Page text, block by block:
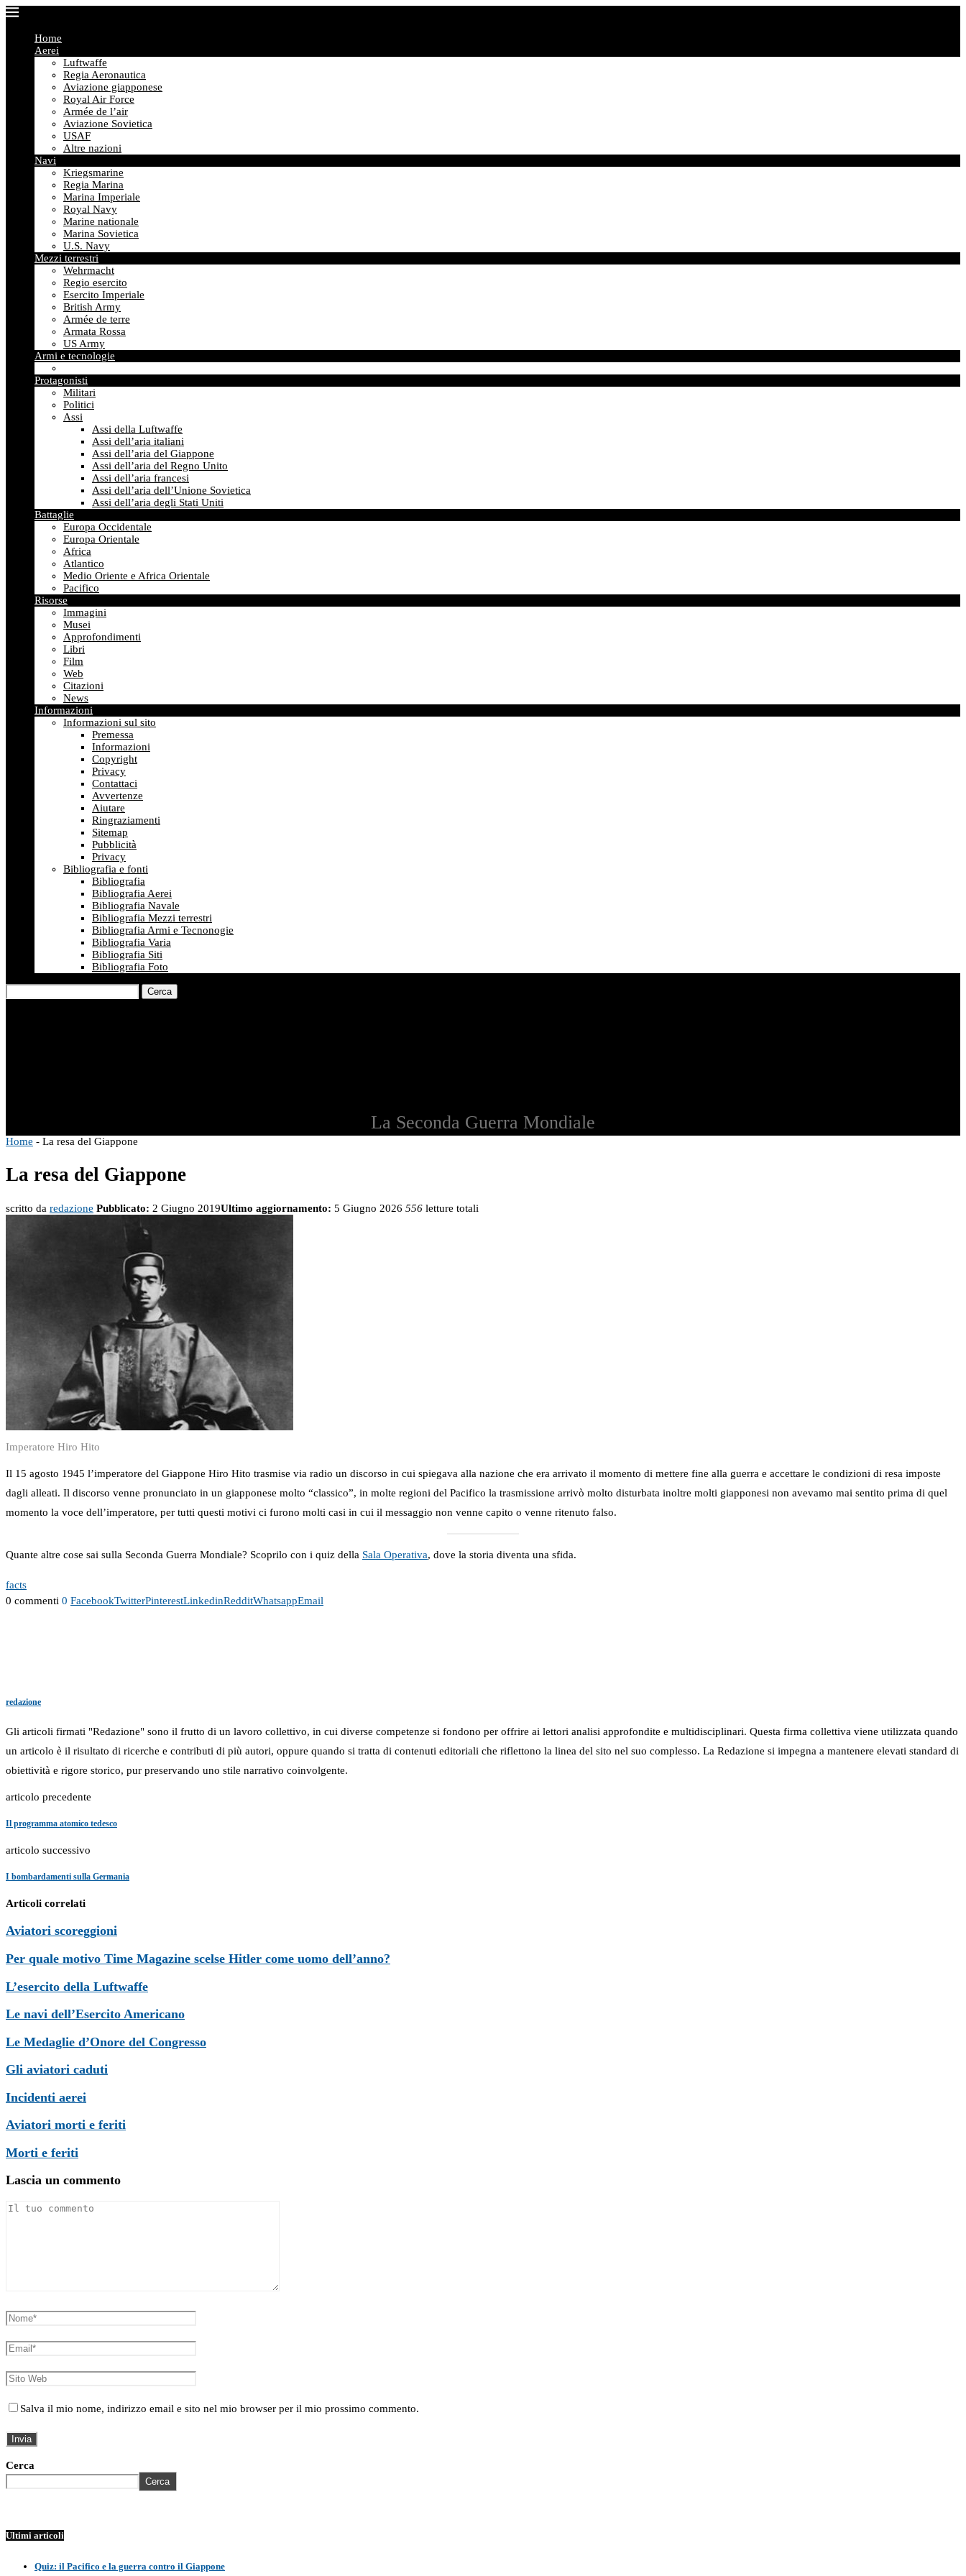
Home
Aerei
Luftwaffe
Regia Aeronautica
Aviazione giapponese
Royal Air Force
Armée de l’air
Aviazione Sovietica
USAF
Altre nazioni
Navi
Kriegsmarine
Regia Marina
Marina Imperiale
Royal Navy
Marine nationale
Marina Sovietica
U.S. Navy
Mezzi terrestri
Wehrmacht
Regio esercito
Esercito Imperiale
British Army
Armée de terre
Armata Rossa
US Army
Armi e tecnologie
Protagonisti
Militari
Politici
Assi
Assi della Luftwaffe
Assi dell’aria italiani
Assi dell’aria del Giappone
Assi dell’aria del Regno Unito
Assi dell’aria francesi
Assi dell’aria dell’Unione Sovietica
Assi dell’aria degli Stati Uniti
Battaglie
Europa Occidentale
Europa Orientale
Africa
Atlantico
Medio Oriente e Africa Orientale
Pacifico
Risorse
Immagini
Musei
Approfondimenti
Libri
Film
Web
Citazioni
News
Informazioni
Informazioni sul sito
Premessa
Informazioni
Copyright
Privacy
Contattaci
Avvertenze
Aiutare
Ringraziamenti
Sitemap
Pubblicità
Privacy
Bibliografia e fonti
Bibliografia
Bibliografia Aerei
Bibliografia Navale
Bibliografia Mezzi terrestri
Bibliografia Armi e Tecnonogie
Bibliografia Varia
Bibliografia Siti
Bibliografia Foto
Cerca
La Seconda Guerra Mondiale
Home - La resa del Giappone
La resa del Giappone
scritto da redazione Pubblicato: 2 Giugno 2019Ultimo aggiornamento: 5 Giugno 2026 556 letture totali
Imperatore Hiro Hito
Il 15 agosto 1945 l’imperatore del Giappone Hiro Hito trasmise via radio un discorso in cui spiegava alla nazione che era arrivato il momento di mettere fine alla guerra e accettare le condizioni di resa imposte
dagli alleati. Il discorso venne pronunciato in un giapponese molto “classico”, in molte regioni del Pacifico la trasmissione arrivò molto disturbata inoltre molti giapponesi non avevamo mai sentito prima di quel
momento la voce dell’imperatore, per tutti questi motivi ci furono molti casi in cui il messaggio non venne capito o venne ritenuto falso.
Quante altre cose sai sulla Seconda Guerra Mondiale? Scoprilo con i quiz della Sala Operativa, dove la storia diventa una sfida.
facts
0 commenti 0 FacebookTwitterPinterestLinkedinRedditWhatsappEmail
redazione
Gli articoli firmati "Redazione" sono il frutto di un lavoro collettivo, in cui diverse competenze si fondono per offrire ai lettori analisi approfondite e multidisciplinari. Questa firma collettiva viene utilizzata quando
un articolo è il risultato di ricerche e contributi di più autori, oppure quando si tratta di contenuti editoriali che riflettono la linea del sito nel suo complesso. La Redazione si impegna a mantenere elevati standard di
obiettività e rigore storico, pur preservando uno stile narrativo coinvolgente.
articolo precedente
Il programma atomico tedesco
articolo successivo
I bombardamenti sulla Germania
Articoli correlati
Aviatori scoreggioni
Per quale motivo Time Magazine scelse Hitler come uomo dell’anno?
L’esercito della Luftwaffe
Le navi dell’Esercito Americano
Le Medaglie d’Onore del Congresso
Gli aviatori caduti
Incidenti aerei
Aviatori morti e feriti
Morti e feriti
Lascia un commento
Salva il mio nome, indirizzo email e sito nel mio browser per il mio prossimo commento.
Cerca
Cerca
Ultimi articoli
Quiz: il Pacifico e la guerra contro il Giappone